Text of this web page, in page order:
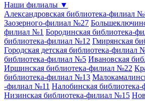
Наши филиалы ▼
Александровская библиотека-филиал
Заозерного-филиал №27
филиал №1 Бородинская библиотека-
библиотека-филиал №12 Гмирянская
Городская детская библиотека-филиал
библиотека-филиал №5 Ивановская
Иршинская библиотека-филиал №22
библиотека-филиал №13
-филиал №11 Налобинская
Низинская библиотека-филиал №15